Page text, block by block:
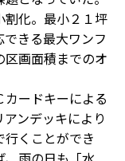
化。最小２１坪
きる最大ワンフ
画面積までのオ
ードキーによる
ンデッキにより
行くことができ